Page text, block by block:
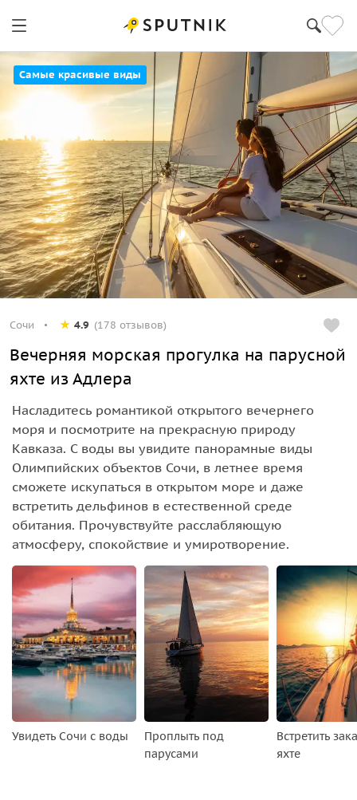
Самые красивые виды
Сочи 4.9 (178 отзывов)
Вечерняя морская прогулка на парусной
яхте из Адлера
Насладитесь романтикой открытого вечернего
моря и посмотрите на прекрасную природу
Кавказа. С воды вы увидите панорамные виды
Олимпийских объектов Сочи, в летнее время
сможете искупаться в открытом море и даже
встретить дельфинов в естественной среде
обитания. Прочувствуйте расслабляющую
атмосферу, спокойствие и умиротворение.
Увидеть Сочи с воды
Проплыть под
парусами
Встретить
яхте